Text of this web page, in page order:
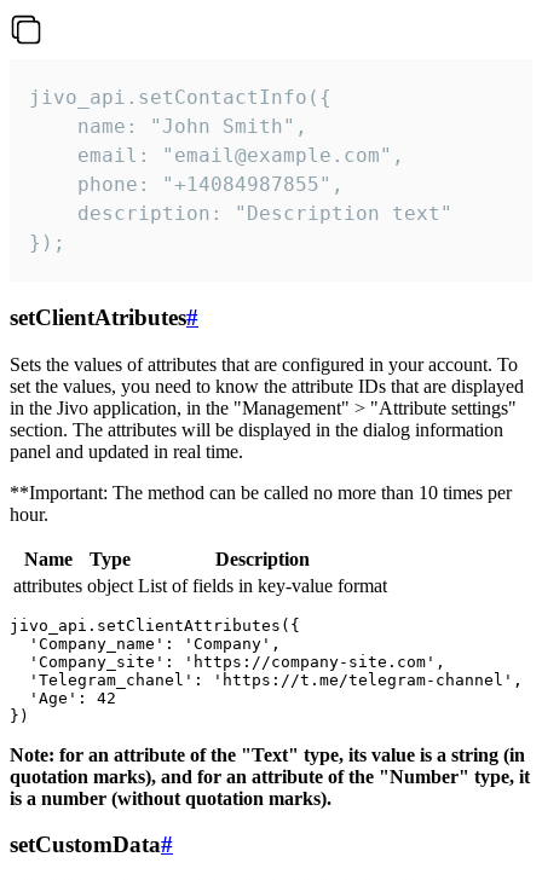
jivo_api.setContactInfo({
    name: "John Smith",
    email: "email@example.com",
    phone: "+14084987855",
    description: "Description text"
});
setClientAtributes#
Sets the values ​​of attributes that are configured in your account. To
set the values, you need to know the attribute IDs that are displayed
in the Jivo application, in the "Management" > "Attribute settings"
section. The attributes will be displayed in the dialog information
panel and updated in real time.
**Important: The method can be called no more than 10 times per
hour.
Name Type
Description
attributes object List of fields in key-value format
jivo_api.setClientAttributes({
  'Company_name': 'Company',
  'Company_site': 'https://company-site.com',
  'Telegram_chanel': 'https://t.me/telegram-channel',
  'Age': 42
Note: for an attribute of the "Text" type, its value is a string (in
quotation marks), and for an attribute of the "Number" type, it
is a number (without quotation marks).
setCustomData#